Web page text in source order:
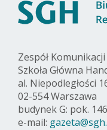
Zespół
Szkoła Główna
al. Niepodległości
02-554 Warszawa
budynek G: pok.
e-mail: